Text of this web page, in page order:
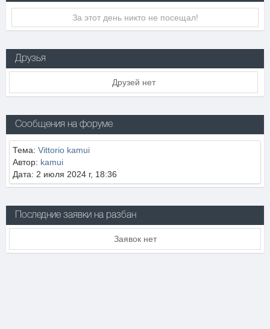
За этот день никто не посещал!
Друзья
Друзей нет
Сообщения на форуме
Тема: Vittorio kamui
Автор: kamui
Дата: 2 июля 2024 г, 18:36
Последние заявки на разбан
Заявок нет